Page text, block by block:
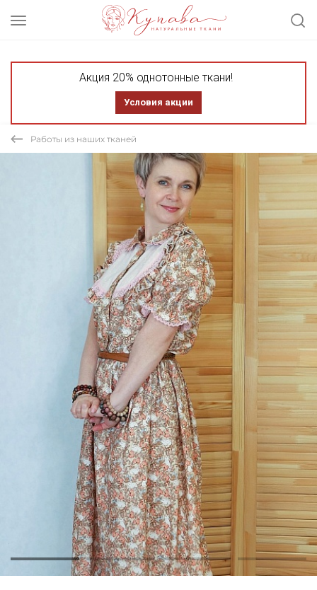
Акция 20% однотонные ткани!
Условия акции
Работы из наших тканей